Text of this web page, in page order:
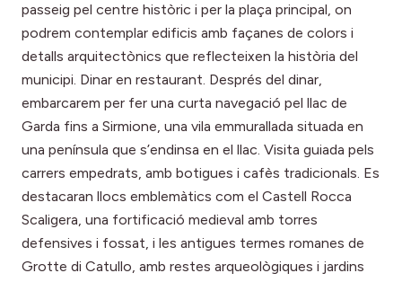
passeig pel centre històric i per la plaça principal, on
podrem contemplar edificis amb façanes de colors i
detalls arquitectònics que reflecteixen la història del
municipi. Dinar en restaurant. Després del dinar,
embarcarem per fer una curta navegació pel llac de
Garda fins a Sirmione, una vila emmurallada situada en
una península que s’endinsa en el llac. Visita guiada pels
carrers empedrats, amb botigues i cafès tradicionals. Es
destacaran llocs emblemàtics com el Castell Rocca
Scaligera, una fortificació medieval amb torres
defensives i fossat, i les antigues termes romanes de
Grotte di Catullo, amb restes arqueològiques i jardins